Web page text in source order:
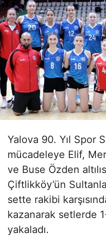
Yalova 90. Yıl Spor
mücadeleye Elif,
ve Buse Özden
Çiftlikköy’ün
sette rakibi
kazanarak setlerde
yakaladı.